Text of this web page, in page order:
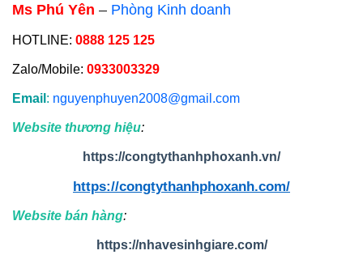
Ms Phú Yên – Phòng Kinh doanh
HOTLINE: 0888 125 125
Zalo/Mobile: 0933003329
Email : nguyenphuyen2008@gmail.com
Website thương hiệu:
https://congtythanhphoxanh.vn/
https://congtythanhphoxanh.com/
Website bán hàng:
https://nhavesinhgiare.com/